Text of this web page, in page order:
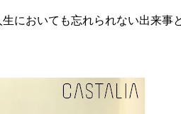
においても忘れられない出来事